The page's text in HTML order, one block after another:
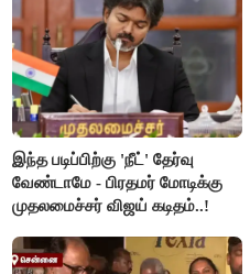
இந்த படிப்பிற்கு 'நீட்' தேர்வு
வேண்டாமே - பிரதமர் மோடிக்கு
முதலமைச்சர் விஜய் கடிதம்..!